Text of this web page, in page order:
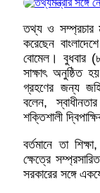
তথ্য ও সম্প্রচার
করেছেন
বোমেল। বুধবার
সাক্ষাৎ অনুষ্ঠিত
গ্রহণের জন্য
বলেন,
শক্তিশালী
বর্তমানে তা
ক্ষেত্রে
সরকারের সঙ্গে